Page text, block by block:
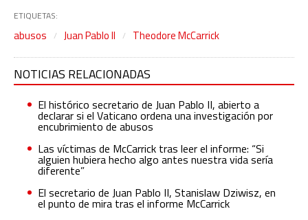
ETIQUETAS:
abusos Juan Pablo II Theodore McCarrick
NOTICIAS RELACIONADAS
El histórico secretario de Juan Pablo II, abierto a
declarar si el Vaticano ordena una investigación por
encubrimiento de abusos
Las víctimas de McCarrick tras leer el informe: “Si
alguien hubiera hecho algo antes nuestra vida sería
diferente”
El secretario de Juan Pablo II, Stanislaw Dziwisz, en
el punto de mira tras el informe McCarrick